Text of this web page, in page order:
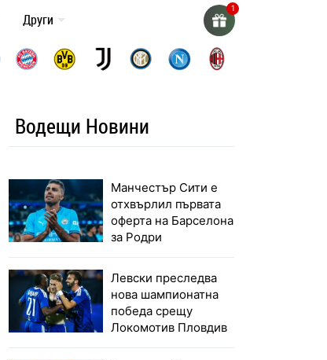
Други
Водещи Новини
Манчестър Сити е
отхвърлил първата
оферта на Барселона
за Родри
Левски преследва
нова шампионатна
победа срещу
Локомотив Пловдив